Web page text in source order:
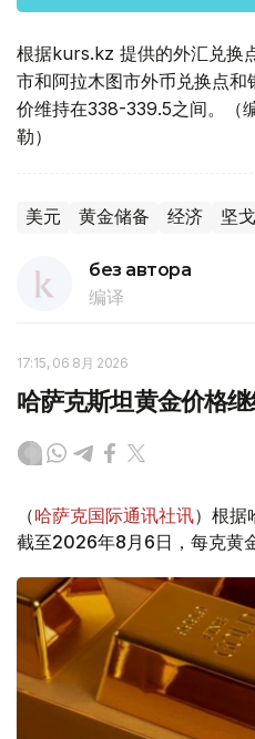
根据kurs.kz 提供的外汇兑换
市和阿拉木图市外币兑换点
价维持在338-339.5之间。（
勒）
美元 黄金储备 经济 坚戈
без автора
编译
17:15, 06 8月 2026
哈萨克斯坦黄金价格
（哈萨克国际通讯社讯）根据
截至2026年8月6日，每克黄